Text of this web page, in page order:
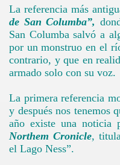
La referencia más
de San Columba”,
San Columba salvó a
por un monstruo en el
contrario, y que en
armado solo con su voz.
La primera referencia
y después nos tenemos
año existe una noticia
Northem Cronicle,
el Lago Ness”.